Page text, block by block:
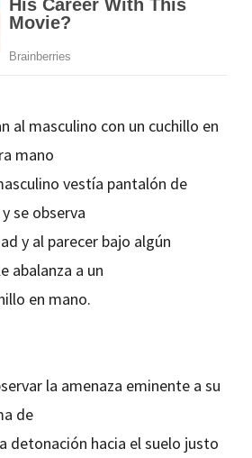
al masculino con un cuchillo en
mano
vestía pantalón de
se observa
y al parecer bajo algún
abalanza a un
en mano.
la amenaza eminente a su
de
detonación hacia el suelo justo